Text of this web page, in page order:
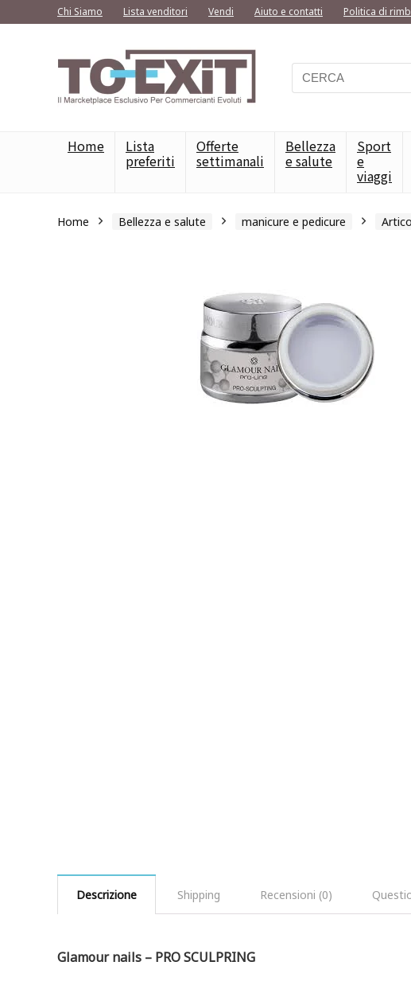
Chi Siamo Lista venditori Vendi Aiuto e contatti Politica di
Home Lista
preferiti
Offerte
settimanali
Bellezza
e salute
Sport
e
viaggi
Home Bellezza e salute manicure e pedicure
Descrizione Shipping Recensioni (0)
Glamour nails – PRO SCULPRING